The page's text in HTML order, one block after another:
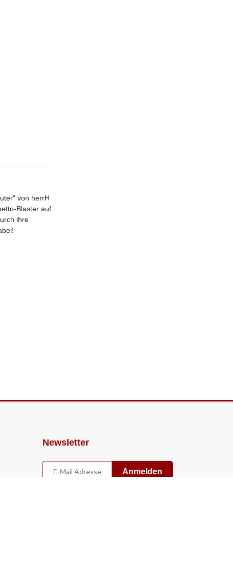
von herrH
Blaster auf
ihre
Newsletter
Anmelden